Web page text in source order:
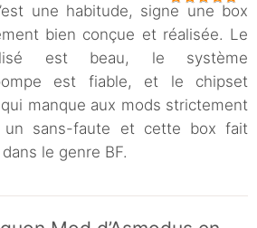
une habitude, signe une box
bien conçue et réalisée. Le
est beau, le système
est fiable, et le chipset
manque aux mods strictement
un sans-faute et cette box fait
le genre BF.